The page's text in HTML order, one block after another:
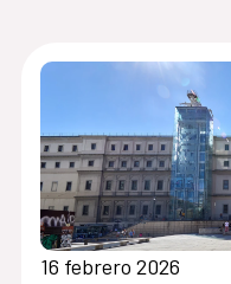
16 febrero 2026